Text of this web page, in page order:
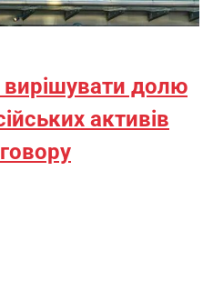
вирішувати долю
активів